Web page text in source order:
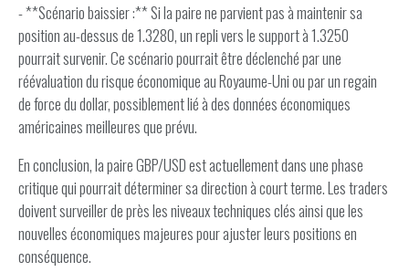
- **Scénario baissier :** Si la paire ne parvient pas à maintenir sa
position au-dessus de 1.3280, un repli vers le support à 1.3250
pourrait survenir. Ce scénario pourrait être déclenché par une
réévaluation du risque économique au Royaume-Uni ou par un regain
de force du dollar, possiblement lié à des données économiques
américaines meilleures que prévu.
En conclusion, la paire GBP/USD est actuellement dans une phase
critique qui pourrait déterminer sa direction à court terme. Les traders
doivent surveiller de près les niveaux techniques clés ainsi que les
nouvelles économiques majeures pour ajuster leurs positions en
conséquence.